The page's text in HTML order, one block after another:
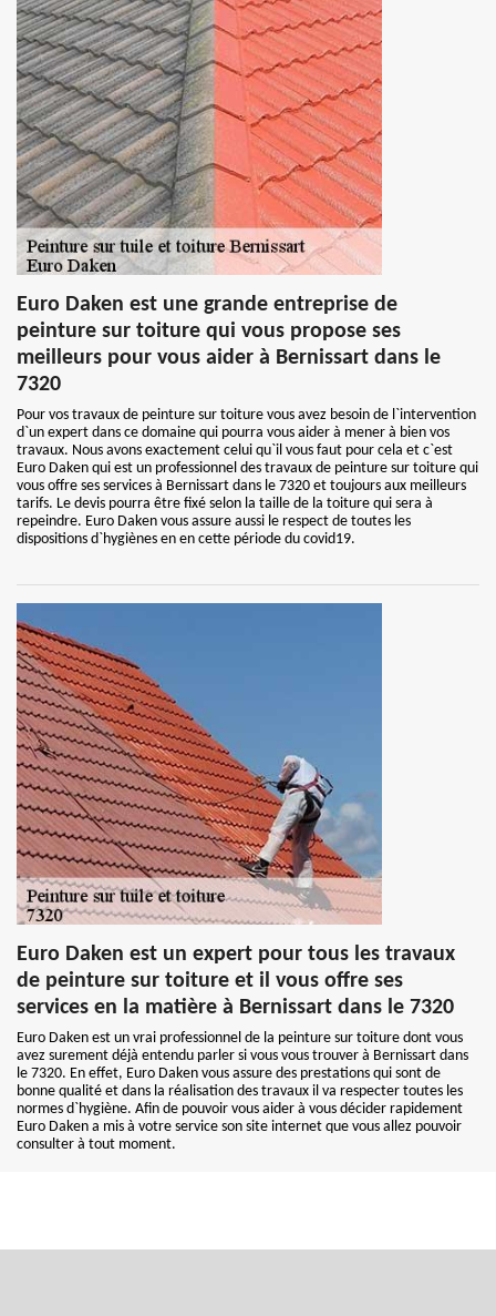
Euro Daken est une grande entreprise de
peinture sur toiture qui vous propose ses
meilleurs pour vous aider à Bernissart dans le
7320
Pour vos travaux de peinture sur toiture vous avez besoin de l`intervention
d`un expert dans ce domaine qui pourra vous aider à mener à bien vos
travaux. Nous avons exactement celui qu`il vous faut pour cela et c`est
Euro Daken qui est un professionnel des travaux de peinture sur toiture qui
vous offre ses services à Bernissart dans le 7320 et toujours aux meilleurs
tarifs. Le devis pourra être fixé selon la taille de la toiture qui sera à
repeindre. Euro Daken vous assure aussi le respect de toutes les
dispositions d`hygiènes en en cette période du covid19.
Euro Daken est un expert pour tous les travaux
de peinture sur toiture et il vous offre ses
services en la matière à Bernissart dans le 7320
Euro Daken est un vrai professionnel de la peinture sur toiture dont vous
avez surement déjà entendu parler si vous vous trouver à Bernissart dans
le 7320. En effet, Euro Daken vous assure des prestations qui sont de
bonne qualité et dans la réalisation des travaux il va respecter toutes les
normes d`hygiène. Afin de pouvoir vous aider à vous décider rapidement
Euro Daken a mis à votre service son site internet que vous allez pouvoir
consulter à tout moment.